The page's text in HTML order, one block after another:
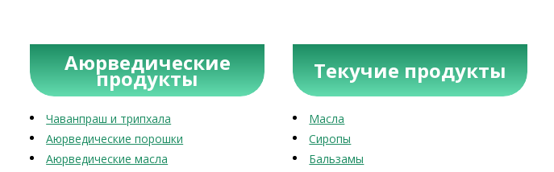
Аюрведические
продукты
Чаванпраш и трипхала
Аюрведические порошки
Аюрведические масла
Текучие продукты
Масла
Сиропы
Бальзамы